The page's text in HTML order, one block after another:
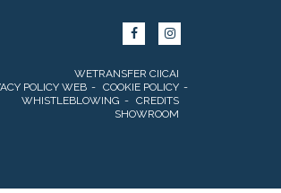
WETRANSFER CIICAI
POLICY WEB
COOKIE POLICY
WHISTLEBLOWING
CREDITS
SHOWROOM